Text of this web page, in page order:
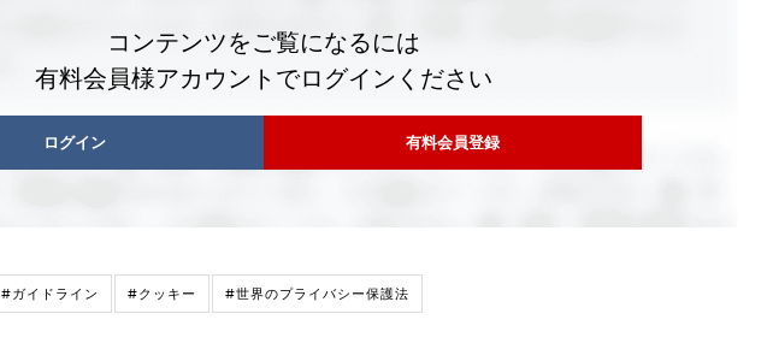
コンテンツをご覧になるには
有料会員様アカウントでログインください
ログイン 有料会員登録
#ガイドライン #クッキー #世界のプライバシー保護法